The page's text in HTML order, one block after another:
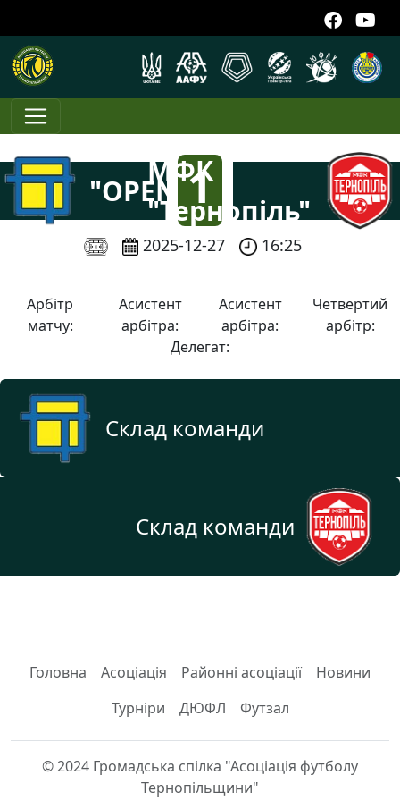
"OPEN
TECK"
1
:
МФК
"Тернопіль"
2025-12-27 16:25
Арбітр
матчу:
Асистент
арбітра:
Асистент
арбітра:
Четвертий
арбітр:
Делегат:
Склад команди
Склад команди
Головна Асоціація Районні асоціації
Новини
Турніри
ДЮФЛ Футзал
© 2024 Громадська спілка "Асоціація футболу
Тернопільщини"